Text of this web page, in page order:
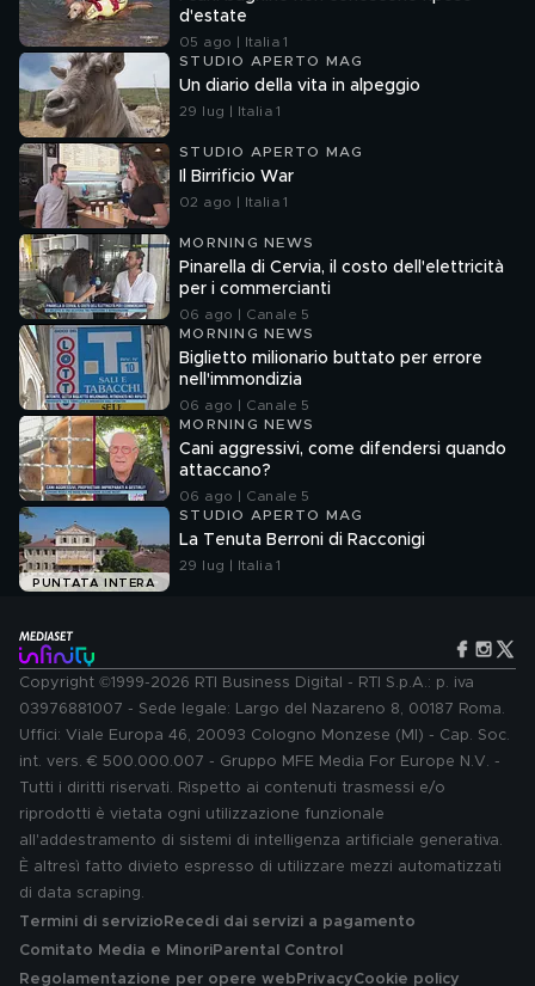
d'estate
05 ago | Italia 1
STUDIO APERTO MAG
Un diario della vita in alpeggio
29 lug | Italia 1
STUDIO APERTO MAG
Il Birrificio War
02 ago | Italia 1
MORNING NEWS
Pinarella di Cervia, il costo dell'elettricità
per i commercianti
06 ago | Canale 5
MORNING NEWS
Biglietto milionario buttato per errore
nell'immondizia
06 ago | Canale 5
MORNING NEWS
Cani aggressivi, come difendersi quando
attaccano?
06 ago | Canale 5
PUNTATA INTERA
STUDIO APERTO MAG
La Tenuta Berroni di Racconigi
29 lug | Italia 1
Copyright ©1999-2026 RTI Business Digital - RTI S.p.A.: p. iva
03976881007 - Sede legale: Largo del Nazareno 8, 00187 Roma.
Uffici: Viale Europa 46, 20093 Cologno Monzese (MI) - Cap. Soc.
int. vers. € 500.000.007 - Gruppo MFE Media For Europe N.V. -
Tutti i diritti riservati. Rispetto ai contenuti trasmessi e/o
riprodotti è vietata ogni utilizzazione funzionale
all'addestramento di sistemi di intelligenza artificiale generativa.
È altresì fatto divieto espresso di utilizzare mezzi automatizzati
di data scraping.
Termini di servizio Recedi dai servizi a pagamento
Comitato Media e MinoriParental Control
Regolamentazione per opere web PrivacyCookie policy